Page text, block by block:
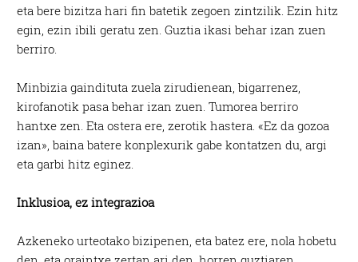
eta bere bizitza hari fin batetik zegoen zintzilik. Ezin hitz
egin, ezin ibili geratu zen. Guztia ikasi behar izan zuen
berriro.
Minbizia gaindituta zuela zirudienean, bigarrenez,
kirofanotik pasa behar izan zuen. Tumorea berriro
hantxe zen. Eta ostera ere, zerotik hastera. «Ez da gozoa
izan», baina batere konplexurik gabe kontatzen du, argi
eta garbi hitz eginez.
Inklusioa, ez integrazioa
Azkeneko urteotako bizipenen, eta batez ere, nola hobetu